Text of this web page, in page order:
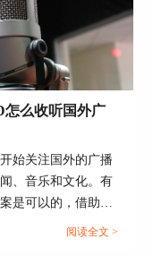
怎么收听国外广
始关注国外的广播
、音乐和文化。有
是可以的，借助
3D怎么收听国外
阅读全文 >